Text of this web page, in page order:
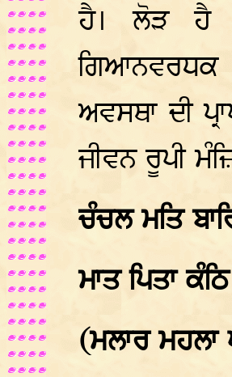
ਹੈ। ਲੋੜ ਹੈ
ਅਵਸਥਾ ਦੀ
ਜੀਵਨ ਰੂਪੀ
ਚੰਚਲ ਮਤਿ
ਮਾਤ ਪਿਤਾ
(ਮਲਾਰ